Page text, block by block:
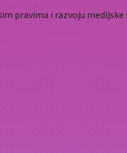
pravima i razvoju medijske